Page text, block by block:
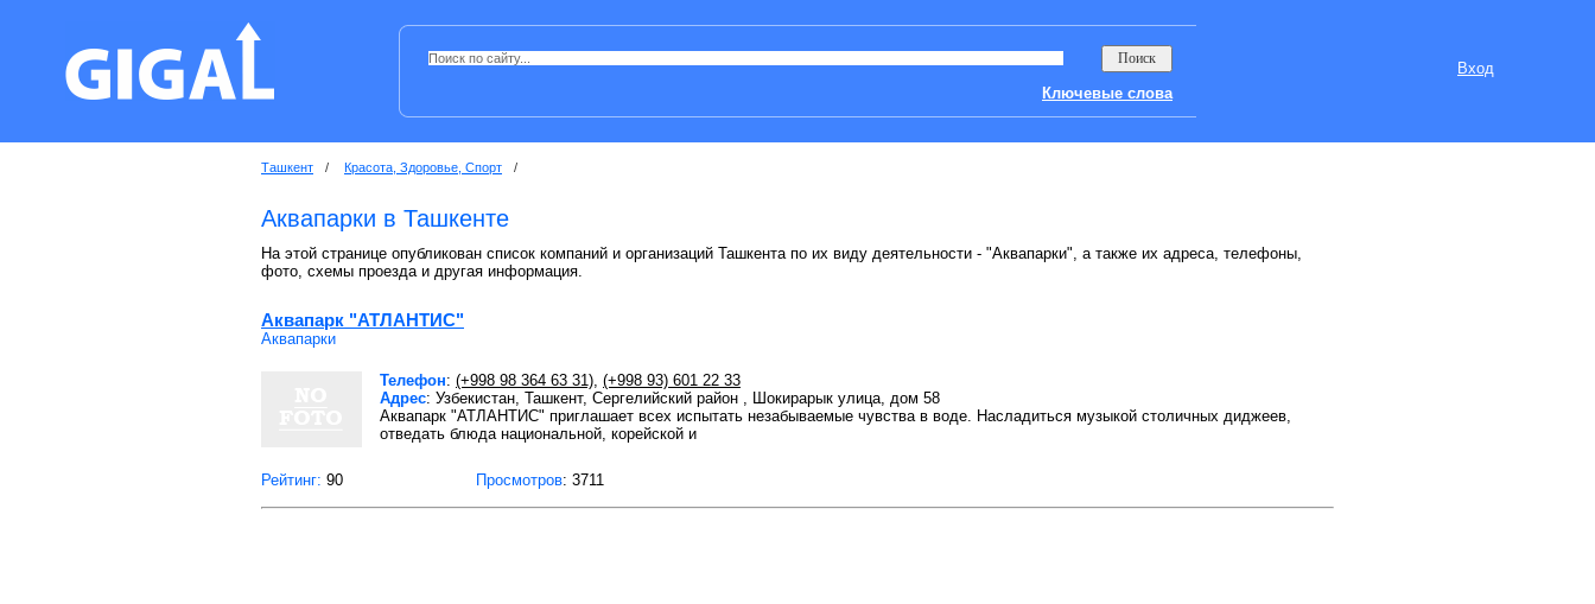
Вход
Ключевые слова
Ташкент / Красота, Здоровье, Спорт /
Аквапарки в Ташкенте
На этой странице опубликован список компаний и организаций Ташкента по их виду деятельности - "Аквапарки", а также их адреса, телефоны,
фото, схемы проезда и другая информация.
Аквапарк "АТЛАНТИС"
Аквапарки
Телефон: (+998 98 364 63 31), (+998 93) 601 22 33
Адрес: Узбекистан, Ташкент, Сергелийский район , Шокирарык улица, дом 58
Аквапарк "АТЛАНТИС" приглашает всех испытать незабываемые чувства в воде. Насладиться музыкой столичных диджеев,
отведать блюда национальной, корейской и
Рейтинг: 90 Просмотров: 3711